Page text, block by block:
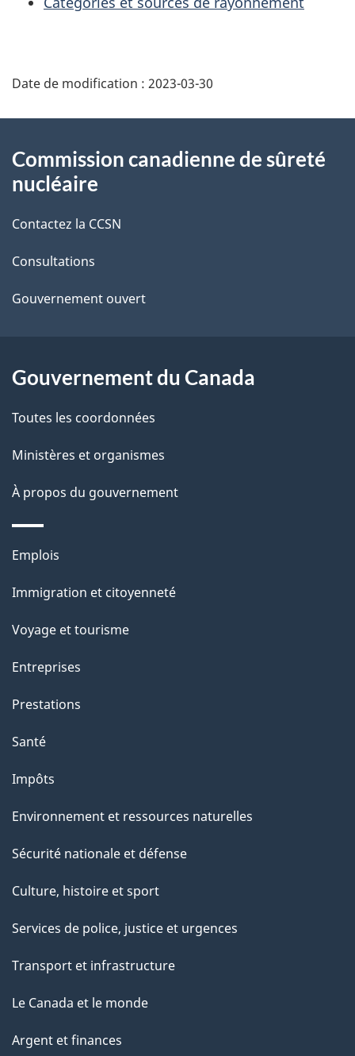
é
a
i
l
s
d
l
a
g
e
Date de modification : 2023-03-30
propos
ce
site
Commission canadienne de sûreté
nucléaire
Contactez la CCSN
Consultations
Gouvernement ouvert
Gouvernement du Canada
Toutes les coordonnées
Ministères et organismes
À propos du gouvernement
Thèmes
sujets
Emplois
Immigration et citoyenneté
Voyage et tourisme
Entreprises
Prestations
Santé
Impôts
Environnement et ressources naturelles
Sécurité nationale et défense
Culture, histoire et sport
Services de police, justice et urgences
Transport et infrastructure
Le Canada et le monde
Argent et finances